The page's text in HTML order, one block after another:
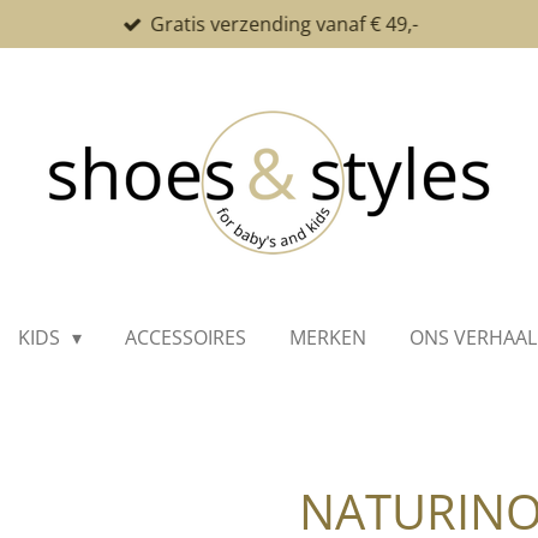
Gratis verzending vanaf € 49,-
KIDS ACCESSOIRES MERKEN ONS VERHAAL